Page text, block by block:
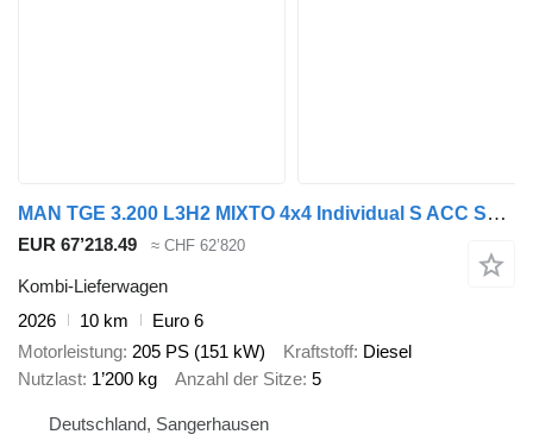
MAN TGE 3.200 L3H2 MIXTO 4x4 Individual S ACC STHZ
EUR 67’218.49 ≈ CHF 62’820
Kombi-Lieferwagen
2026
10 km
Euro 6
Motorleistung 205 PS (151 kW) Kraftstoff Diesel
Nutzlast 1’200 kg Anzahl der Sitze 5
Deutschland, Sangerhausen